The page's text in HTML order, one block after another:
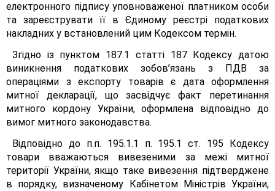
електронного підпису уповноваженої платником особи
та зареєструвати її в Єдиному реєстрі податкових
накладних у встановлений цим Кодексом термін.
Згідно із пунктом 187.1 статті 187 Кодексу датою
виникнення податкових зобов’язань з ПДВ за
операціями з експорту товарів є дата оформлення
митної декларації, що засвідчує факт перетинання
митного кордону України, оформлена відповідно до
вимог митного законодавства.
Відповідно до п.п. 195.1.1 п. 195.1 ст. 195 Кодексу
товари вважаються вивезеними за межі митної
території України, якщо таке вивезення підтверджене
в порядку, визначеному Кабінетом Міністрів України,